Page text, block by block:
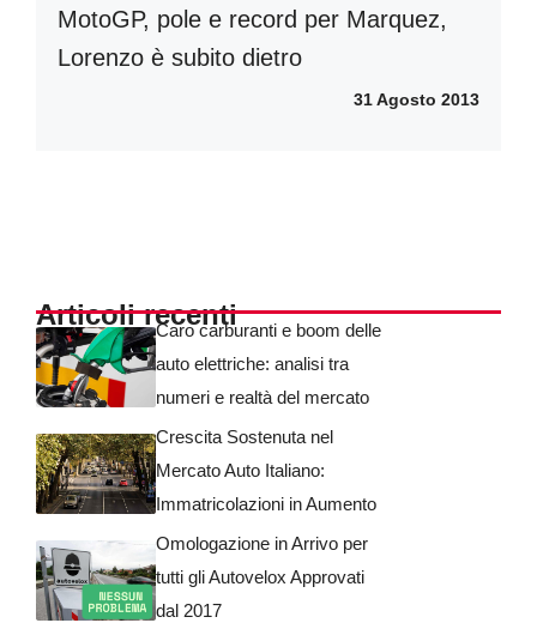
MotoGP, pole e record per Marquez,
Lorenzo è subito dietro
31 Agosto 2013
Articoli recentiCaro carburanti e boom delle
auto elettriche: analisi tra
numeri e realtà del mercato
Crescita Sostenuta nel
Mercato Auto Italiano:
Immatricolazioni in Aumento
Omologazione in Arrivo per
tutti gli Autovelox Approvati
dal 2017